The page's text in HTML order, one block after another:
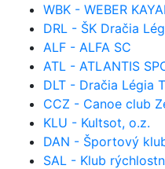
WBK - WEBER
DRL - ŠK Dračia
ALF - ALFA SC
ATL - ATLANTIS
DLT - Dračia Légia
CCZ - Canoe club
KLU - Kultsot, o.z.
DAN - Športový
SAL - Klub